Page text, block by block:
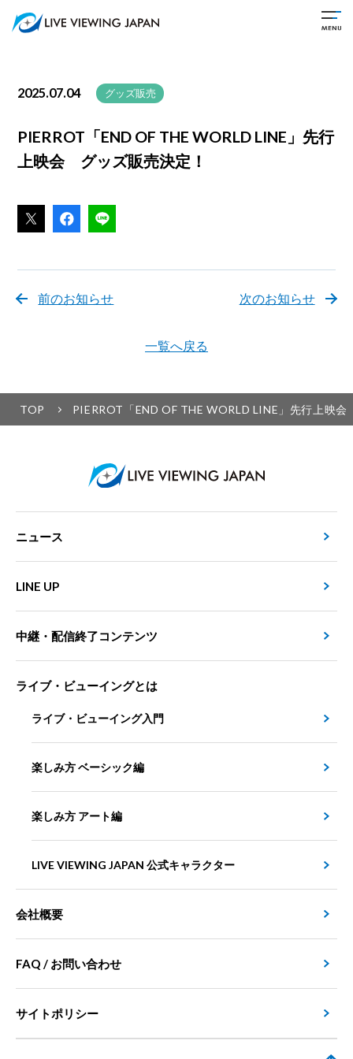
2025.07.04 グッズ販売
PIERROT「END OF THE WORLD LINE」先行
上映会 グッズ販売決定！
前のお知らせ
一覧へ戻る
次のお知らせ
TOP PIERROT「END OF THE WORLD LINE」先行上映
ニュース
LINE UP
中継・配信終了コンテンツ
ライブ・ビューイングとは
ライブ・ビューイング入門
楽しみ方 ベーシック編
楽しみ方 アート編
LIVE VIEWING JAPAN 公式キャラクター
会社概要
FAQ / お問い合わせ
サイトポリシー